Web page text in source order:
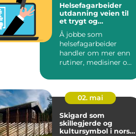
Helsefagarbeider
utdanning veien til
et trygt og
meningsfullt yrke
Å jobbe som
helsefagarbeider
handler om mer enn
rutiner, medisiner og
krever både...
02. mai
Skigard som
skillegjerde og
kultursymbol i norsk